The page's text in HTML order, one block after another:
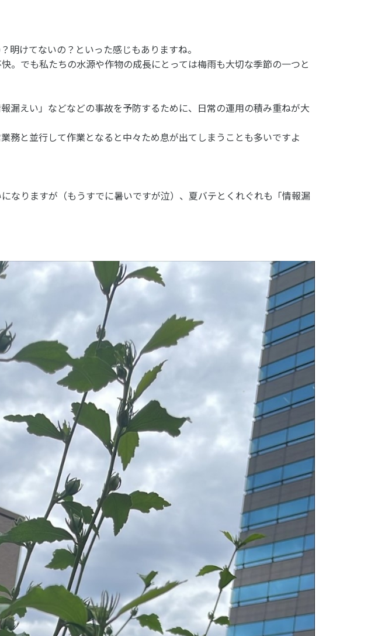
明けてないの？といった感じもありますね。
。でも私たちの水源や作物の成長にとっては梅雨も大切な季節の一つと
漏えい」などなどの事故を予防するために、日常の運用の積み重ねが大
務と並行して作業となると中々ため息が出てしまうことも多いですよ
なりますが（もうすでに暑いですが泣）、夏バテとくれぐれも「情報漏